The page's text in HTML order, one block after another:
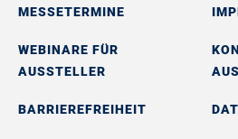
MESSETERMINE
WEBINARE FÜR
AUSSTELLER
BARRIEREFREIHEIT